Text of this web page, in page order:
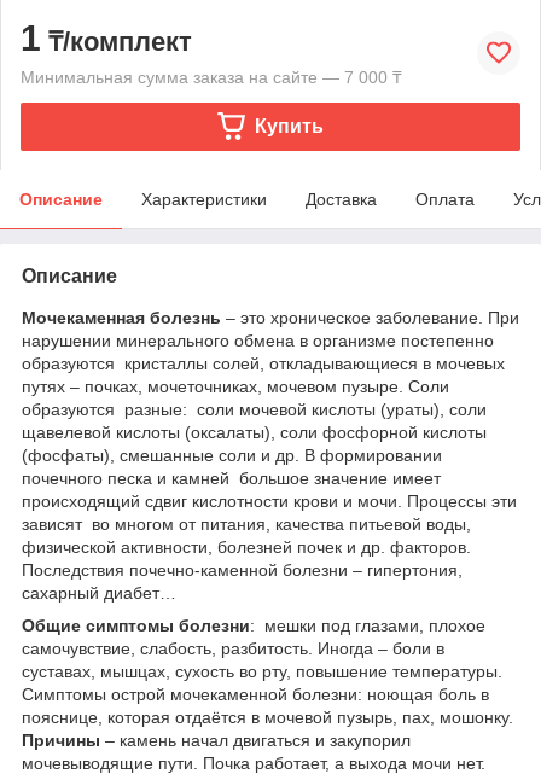
1 ₸/комплект
Минимальная сумма заказа на сайте — 7 000 ₸
Купить
Описание Характеристики Доставка Оплата
Описание
Мочекаменная болезнь – это хроническое заболевание. При
нарушении минерального обмена в организме постепенно
образуются кристаллы солей, откладывающиеся в мочевых
путях – почках, мочеточниках, мочевом пузыре. Соли
образуются разные: соли мочевой кислоты (ураты), соли
щавелевой кислоты (оксалаты), соли фосфорной кислоты
(фосфаты), смешанные соли и др. В формировании
почечного песка и камней большое значение имеет
происходящий сдвиг кислотности крови и мочи. Процессы эти
зависят во многом от питания, качества питьевой воды,
физической активности, болезней почек и др. факторов.
Последствия почечно-каменной болезни – гипертония,
сахарный диабет…
Общие симптомы болезни: мешки под глазами, плохое
самочувствие, слабость, разбитость. Иногда – боли в
суставах, мышцах, сухость во рту, повышение температуры.
Симптомы острой мочекаменной болезни: ноющая боль в
пояснице, которая отдаётся в мочевой пузырь, пах, мошонку.
Причины – камень начал двигаться и закупорил
мочевыводящие пути. Почка работает, а выхода мочи нет.